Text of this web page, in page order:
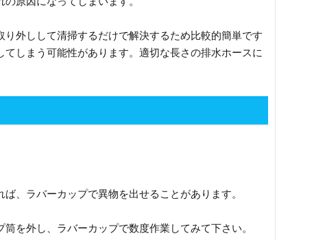
り外しして清掃するだけで解決するため比較的簡単です
しまう可能性があります。適切な長さの排水ホースに
、ラバーカップで異物を出せることがあります。
を外し、ラバーカップで数度作業してみて下さい。